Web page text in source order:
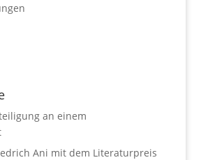
an einem
Ani mit dem Literaturpreis